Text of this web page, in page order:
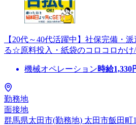
【20代～40代活躍中】社保完備・
る☆原料投入・紙袋のコロコロかけ
機械オペレーション時給1,330
勤務地
面接地
群馬県太田市(勤務地) 太田市飯田町